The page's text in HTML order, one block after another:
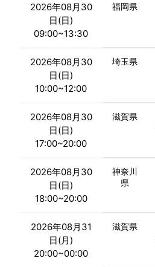
2026年08月30
日(日)
09:00~13:30
福岡県
2026年08月30
日(日)
10:00~12:00
埼玉県
2026年08月30
日(日)
17:00~20:00
滋賀県
2026年08月30
日(日)
18:00~20:00
神奈川
県
2026年08月31
日(月)
20:00~00:00
滋賀県